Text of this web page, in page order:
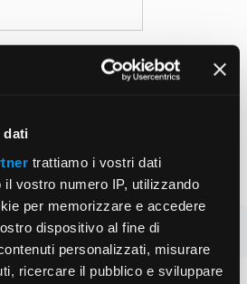
dati
trattiamo i vostri dati
il vostro numero IP, utilizzando
per memorizzare e accedere
dispositivo al fine di
personalizzati, misurare
ricercare il pubblico e sviluppare
volta che commento.